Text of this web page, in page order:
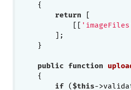
{
return [
            [[
        ];
    }
public function
{
if ($this-